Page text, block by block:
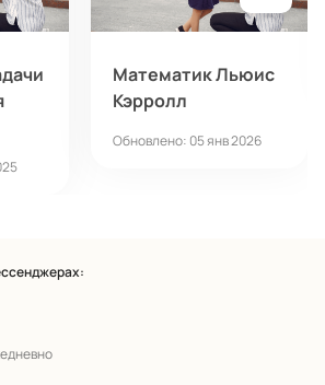
Математик Льюис
Кэрролл
Обновлено: 05 янв 2026